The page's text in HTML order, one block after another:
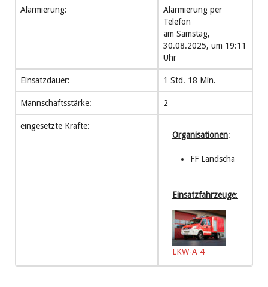
Alarmierung:
Alarmierung per
Telefon
am Samstag,
30.08.2025, um 19:11
Uhr
Einsatzdauer: 1 Std. 18 Min.
Mannschaftsstärke: 2
eingesetzte Kräfte:
Organisationen:
FF Landscha
Einsatzfahrzeuge:
LKW-A 4